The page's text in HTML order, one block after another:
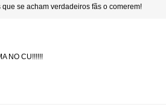
se acham verdadeiros fãs o comerem!
NO CU!!!!!!